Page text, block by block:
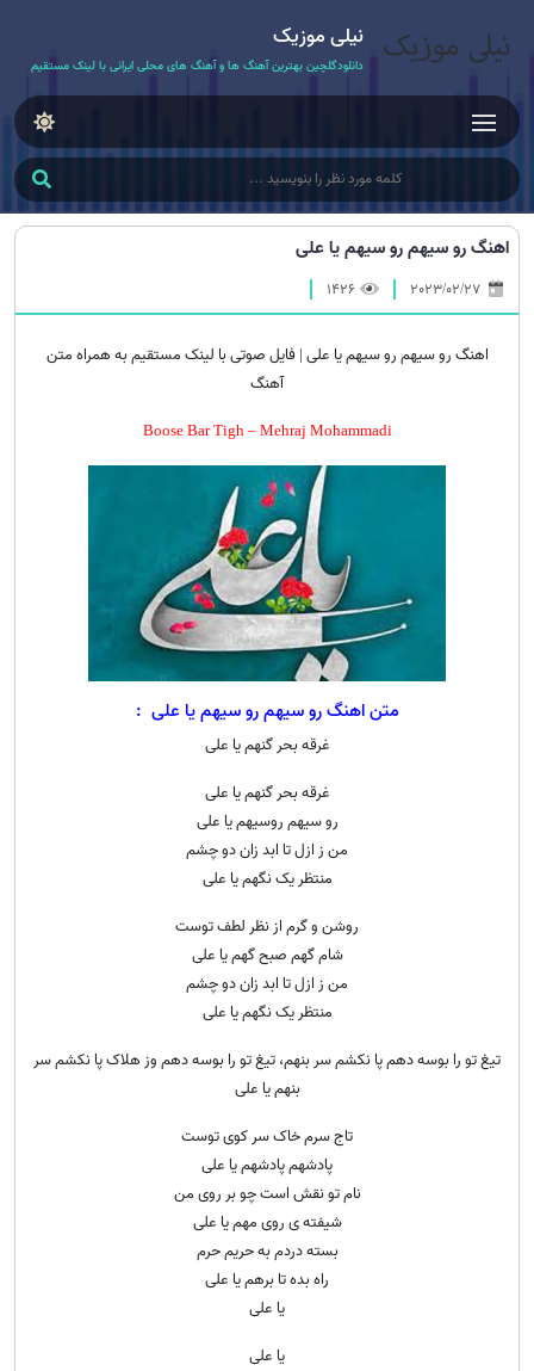
نیلی موزیک
دانلودگلچین بهترین آهنگ ها و آهنگ های محلی ایرانی با لینک مستقیم
اهنگ رو سیهم رو سیهم یا علی
1426
اهنگ رو سیهم رو سیهم یا علی | فایل صوتی با لینک مستقیم به همراه متن
آهنگ
Boose Bar Tigh – Mehraj Mohammadi
متن اهنگ رو سیهم رو سیهم یا علی :
غرقه بحر گنهم یا علی
غرقه بحر گنهم یا علی
رو سیهم روسیهم یا علی
من ز ازل تا ابد زان دو چشم
منتظر یک نگهم یا علی
روشن و گرم از نظر لطف توست
شام گهم صبح گهم یا علی
من ز ازل تا ابد زان دو چشم
منتظر یک نگهم یا علی
تیغ تو را بوسه دهم پا نکشم سر بنهم، تیغ تو را بوسه دهم وز هلاک پا نکشم سر
بنهم یا علی
تاج سرم خاک سر کوی توست
پادشهم پادشهم یا علی
نام تو نقش است چو بر روی من
شیفته ی روی مهم یا علی
بسته دردم به حریم حرم
راه بده تا برهم یا علی
یا علی
یا علی